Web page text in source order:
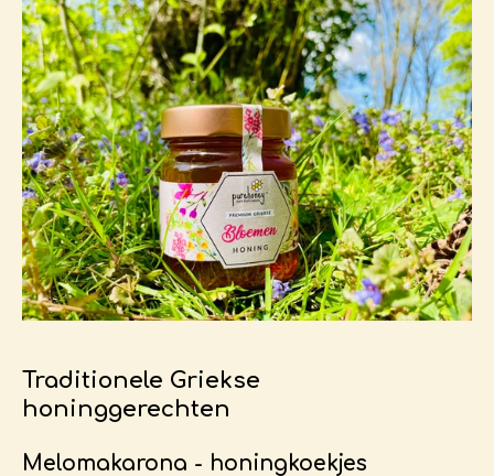
Traditionele Griekse
honinggerechten
Melomakarona - honingkoekjes